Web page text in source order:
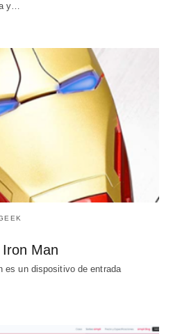
y…
Man
es un dispositivo de entrada